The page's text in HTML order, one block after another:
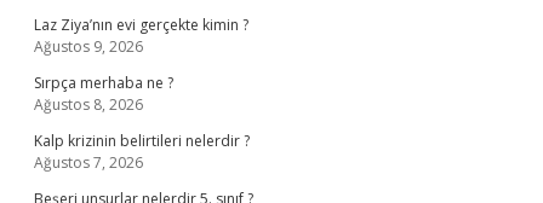
Laz Ziya’nın evi gerçekte kimin ?
Ağustos 9, 2026
Sırpça merhaba ne ?
Ağustos 8, 2026
Kalp krizinin belirtileri nelerdir ?
Ağustos 7, 2026
Beşeri unsurlar nelerdir 5. sınıf ?